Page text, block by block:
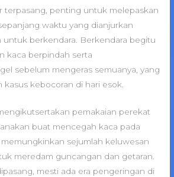
terpasang, penting untuk melepaskan
waktu yang dianjurkan
untuk berkendara. Berkendara begitu
kaca berpindah serta
sebelum mengeras semuanya, yang
kasus kebocoran di hari esok.
pemakaian perekat
buat mencegah kaca pada
sejumlah keluwesan
meredam guncangan dan getaran.
mesti ada era pengeringan di